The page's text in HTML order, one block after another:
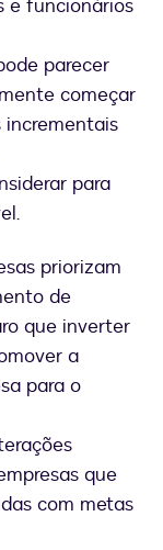
e funcionários
parecer
começar
para
priorizam
de
que inverter
a
para o
que
com metas